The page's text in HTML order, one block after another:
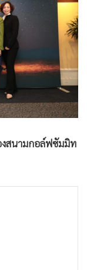
งสนามกอล์ฟซัมมิท